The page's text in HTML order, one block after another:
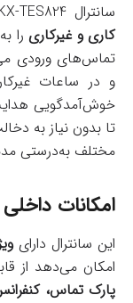
سانترال KX-TES824 این امکان را فراهم می‌کند تا
کاری و غیرکاریرا
تماس‌های ورودی
و در ساعات
خوش‌آمدگویی
تا بدون نیاز به
مختلف به‌درستی
امکانات داخلی
این سانترال دارای
امکان می‌دهد از
پارک تماس،